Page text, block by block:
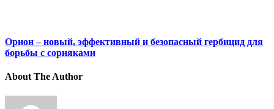
Орион – новый, эффективный и безопасный гербицид для
борьбы с сорняками
About The Author